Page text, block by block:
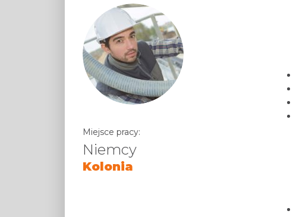
Miejsce pracy:
Niemcy
Kolonia